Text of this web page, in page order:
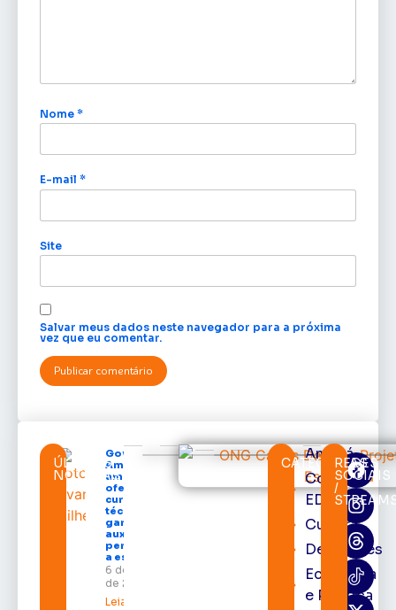
Nome *
E-mail *
Site
Salvar meus dados neste navegador para a próxima
vez que eu comentar.
ÚLTIMAS
NOTÍCIAS
Governo do
Amapá
amplia
oferta de
cursos
técnicos e
garante
auxílio
permanência
a estudantes
6 de agosto
de 2026
Leia mais »
CATEGORIAS
Amapá
Cortes
EDcast
Cultura
Destaques
Economia
e Política
REDES
SOCIAIS
/